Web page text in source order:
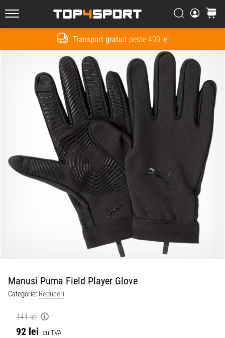
Transport gratuitpeste 400 lei
Top4Sport.ro Căutare
Cos
Manusi Puma Field Player Glove
Categorie: Reduceri
141 lei
92 lei cu TVA